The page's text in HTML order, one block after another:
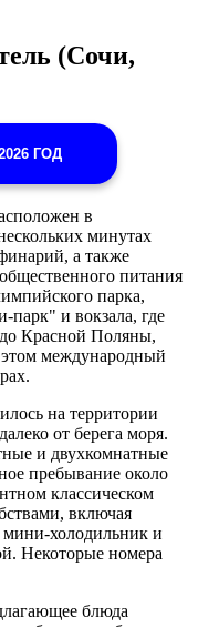
(Сочи,
ГОД
в
минутах
а также
питания
парка,
парк" и вокзала, где
Красной Поляны,
международный
на территории
от берега моря.
и двухкомнатные
пребывание около
классическом
включая
холодильник и
Некоторые номера
блюда